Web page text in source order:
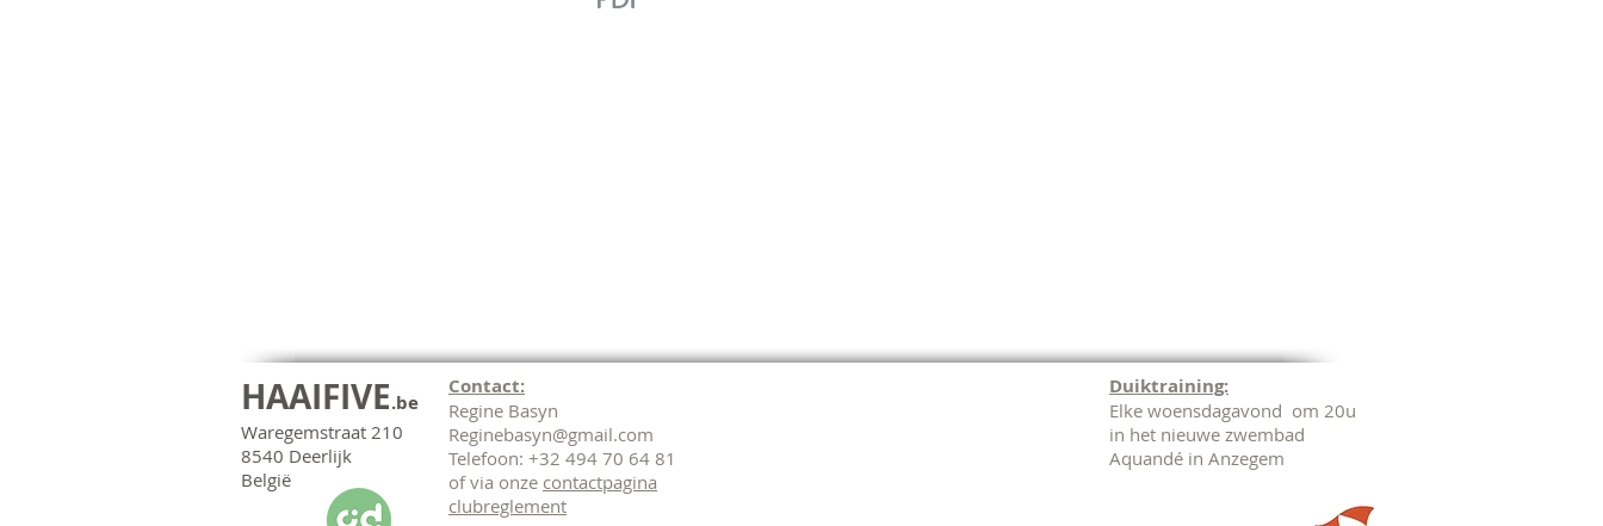
HAAIFIVE.be
Waregemstraat 210
8540 Deerlijk
België
Contact:
Regine Basyn
Reginebasyn@gmail.com
Telefoon: +32 494 70 64 81
of via onze contactpagina
clubreglement
Duiktraining:
Elke woensdagavond om 20u
in het nieuwe zwembad
Aquandé in Anzegem